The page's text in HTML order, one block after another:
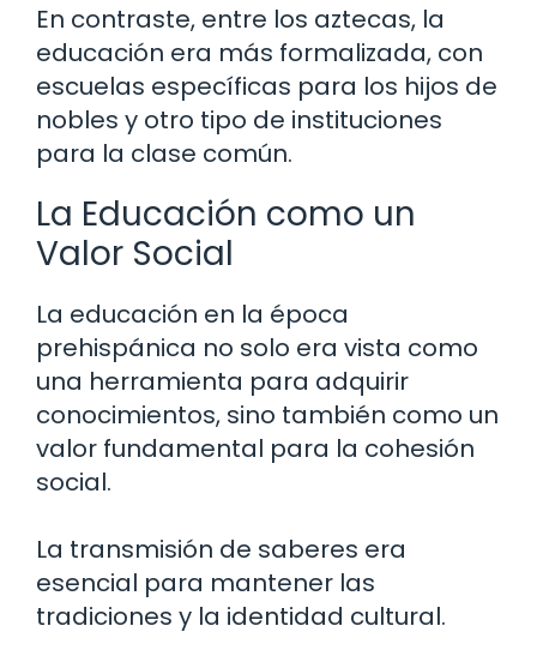
En contraste, entre los aztecas, la
educación era más formalizada, con
escuelas específicas para los hijos de
nobles y otro tipo de instituciones
para la clase común.
La Educación como un
Valor Social
La educación en la época
prehispánica no solo era vista como
una herramienta para adquirir
conocimientos, sino también como un
valor fundamental para la cohesión
social.
La transmisión de saberes era
esencial para mantener las
tradiciones y la identidad cultural.